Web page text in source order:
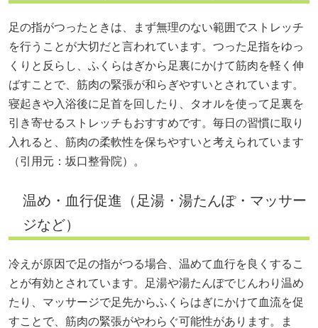
足の指がつったときは、まず無理のない範囲でストレッチ
を行うことが大切だと言われています。つった足指をゆっ
くりと反らし、ふくらはぎから足裏にかけて筋肉を軽く伸
ばすことで、筋肉の緊張が和らぎやすいとされています。
寝起きや入浴後に足首を回したり、タオルを使って足裏を
引き寄せるストレッチもおすすめです。毎日の習慣に取り
入れると、筋肉の柔軟性を保ちやすいと考えられています
（引用元： 坂口整骨院）。
温め・血行促進（足湯・湯たんぽ・マッサー
ジなど）
冷えが原因で足の指がつる場合、温めて血行を良くするこ
とが有効とされています。足湯や湯たんぽでじんわり温め
たり、マッサージで足先からふくらはぎにかけて血流を促
すことで、筋肉の緊張がやわらぐ可能性があります。ま